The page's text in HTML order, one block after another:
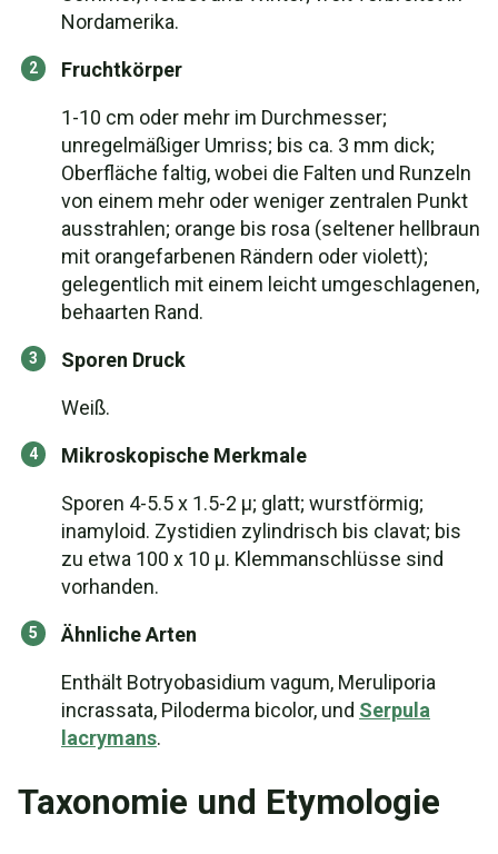
Nordamerika.
Fruchtkörper
1-10 cm oder mehr im Durchmesser;
unregelmäßiger Umriss; bis ca. 3 mm dick;
Oberfläche faltig, wobei die Falten und Runzeln
von einem mehr oder weniger zentralen Punkt
ausstrahlen; orange bis rosa (seltener hellbraun
mit orangefarbenen Rändern oder violett);
gelegentlich mit einem leicht umgeschlagenen,
behaarten Rand.
Sporen Druck
Weiß.
Mikroskopische Merkmale
Sporen 4-5.5 x 1.5-2 µ; glatt; wurstförmig;
inamyloid. Zystidien zylindrisch bis clavat; bis
zu etwa 100 x 10 µ. Klemmanschlüsse sind
vorhanden.
Ähnliche Arten
Enthält Botryobasidium vagum, Meruliporia
incrassata, Piloderma bicolor, und Serpula
lacrymans.
Taxonomie und Etymologie